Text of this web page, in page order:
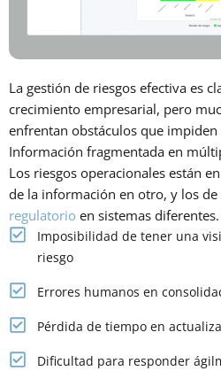
La gestión de riesgos efectiva es
crecimiento empresarial, pero
enfrentan obstáculos que impiden
Información fragmentada en
Los riesgos operacionales están
de la información en otro, y los de
regulatorio en sistemas
Imposibilidad de tener una
riesgo
Errores humanos en
Pérdida de tiempo en
Dificultad para responder